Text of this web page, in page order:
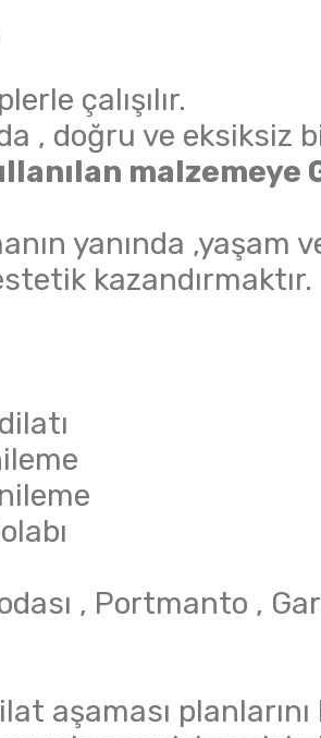
çalışılır.
, doğru ve eksiksiz
malzemeye
yanında ,yaşam
kazandırmaktır.
, Portmanto ,
aşaması